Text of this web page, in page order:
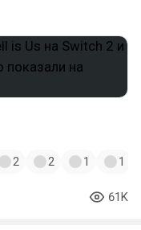
2 2 1 1
61K